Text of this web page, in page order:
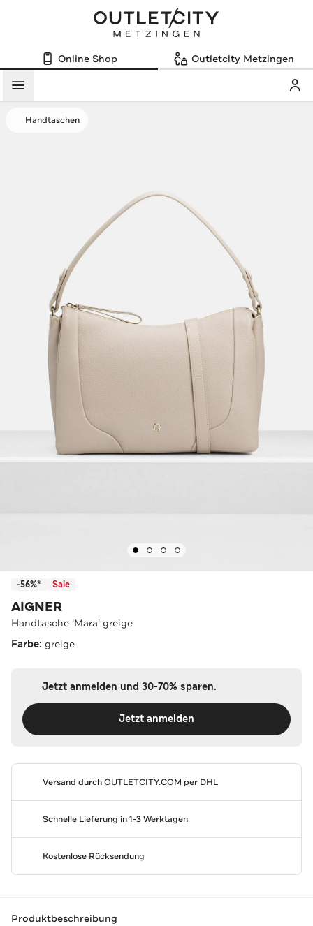
Online Shop Outletcity Metzingen
Menü
Handtaschen
-56%* Sale
AIGNER
Handtasche 'Mara' greige
Farbe: greige
Jetzt anmelden und 30-70% sparen.
Jetzt anmelden
Versand durchOUTLETCITY.COM per DHL
Schnelle Lieferung in 1-3 Werktagen
Kostenlose Rücksendung
Produktbeschreibung